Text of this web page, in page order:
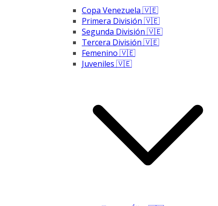
Copa Venezuela 🇻🇪
Primera División 🇻🇪
Segunda División 🇻🇪
Tercera División 🇻🇪
Femenino 🇻🇪
Juveniles 🇻🇪